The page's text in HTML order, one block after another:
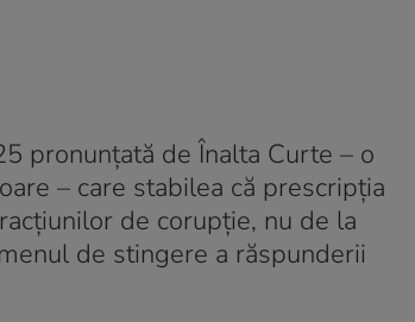
pronunțată de Înalta Curte – o
– care stabilea că prescripția
de corupție, nu de la
de stingere a răspunderii